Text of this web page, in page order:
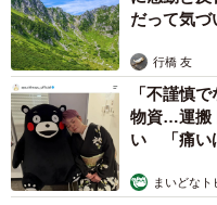
だって気づ
行橋 友
「不謹慎
物資…運搬
い 「痛い
まいどなト